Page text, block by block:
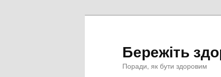
Бережіть
Поради, як бути здоровим